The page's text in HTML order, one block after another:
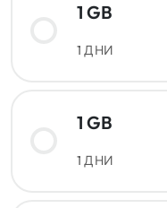
1 GB
1 ДНИ
1 GB
1 ДНИ